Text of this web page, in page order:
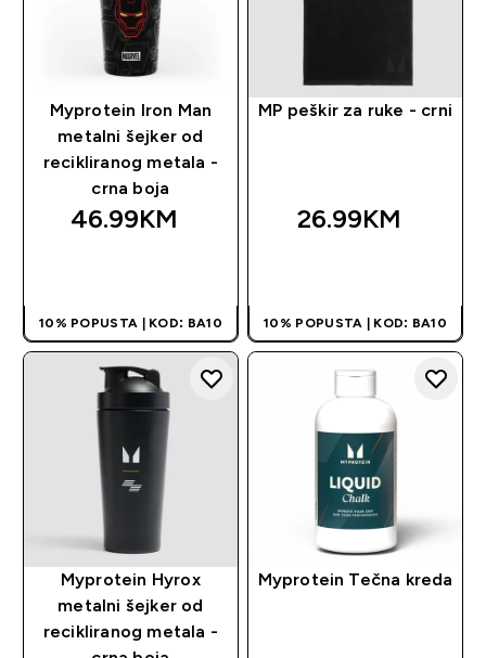
Myprotein Iron Man
metalni šejker od
recikliranog metala -
crna boja
46.99KM‎
10% POPUSTA | KOD: BA10
MP peškir za ruke - crni
26.99KM‎
10% POPUSTA | KOD: BA10
Myprotein Hyrox
metalni šejker od
recikliranog metala -
Myprotein Tečna kreda